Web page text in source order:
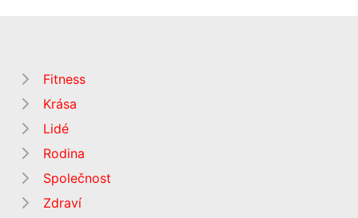
Fitness
Krása
Lidé
Rodina
Společnost
Zdraví